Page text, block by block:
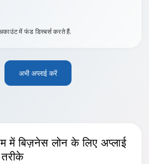
में फंड डिस्बर्स करते हैं.
अभी अप्लाई करें
में बिज़नेस लोन के लिए अप्लाई